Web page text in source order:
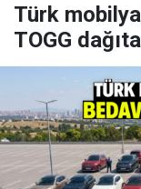
Türk
TOGG